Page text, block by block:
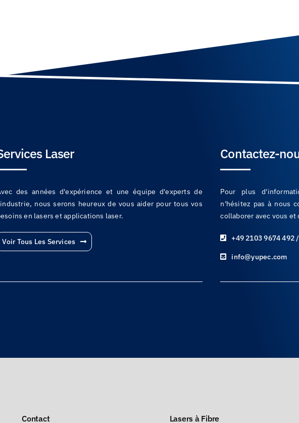
Laser
des années d'expérience et une équipe d'experts de
nous serons heureux de vous aider pour tous vos
en lasers et applications laser.
Voir Tous Les Services
Contactez-
Pour plus
n'hésitez pas à nous
collaborer avec vous
+49 2103 9674 492
info@yupec.com
Contact Lasers à Fibre